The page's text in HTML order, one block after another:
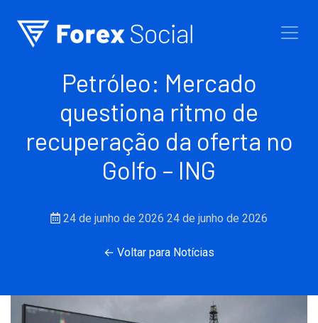
Petróleo: Mercado
questiona ritmo de
recuperação da oferta no
Golfo – ING
24 de junho de 2026 24 de junho de 2026
← Voltar para Notícias